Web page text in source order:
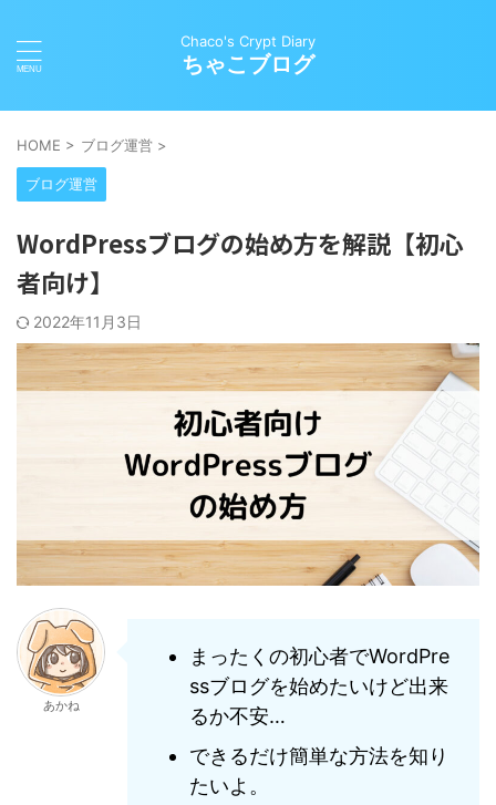
Chaco's Crypt Diary
ちゃこブログ
HOME > ブログ運営 >
ブログ運営
WordPressブログの始め方を解説【初心
者向け】
2022年11月3日
あかね
まったくの初心者でWordPre
ssブログを始めたいけど出来
るか不安…
できるだけ簡単な方法を知り
たいよ。